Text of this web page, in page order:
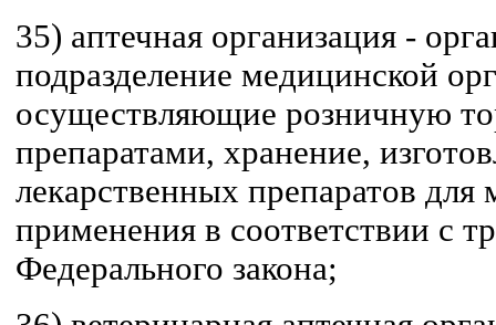
35) аптечная организация -
подразделение медицинской
осуществляющие розничную
препаратами, хранение,
лекарственных препаратов для
применения в соответствии с
Федерального закона;